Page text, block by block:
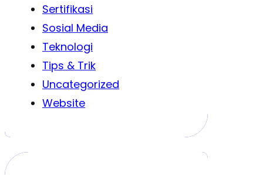
Sertifikasi
Sosial Media
Teknologi
Tips & Trik
Uncategorized
Website